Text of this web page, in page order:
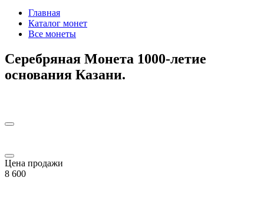
Главная
Каталог монет
Все монеты
Серебряная Монета 1000-летие
основания Казани.
Цена продажи
8 600